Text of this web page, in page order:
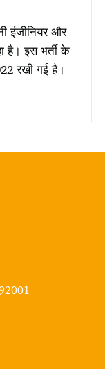
इंजीनियर और
है। इस भर्ती के
रखी गई है।